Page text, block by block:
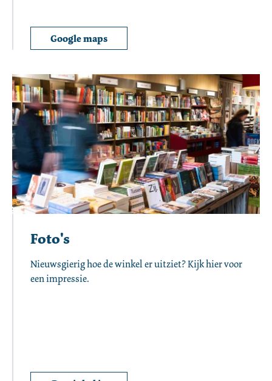
Google maps
Foto's
Nieuwsgierig hoe de winkel er uitziet? Kijk hier voor